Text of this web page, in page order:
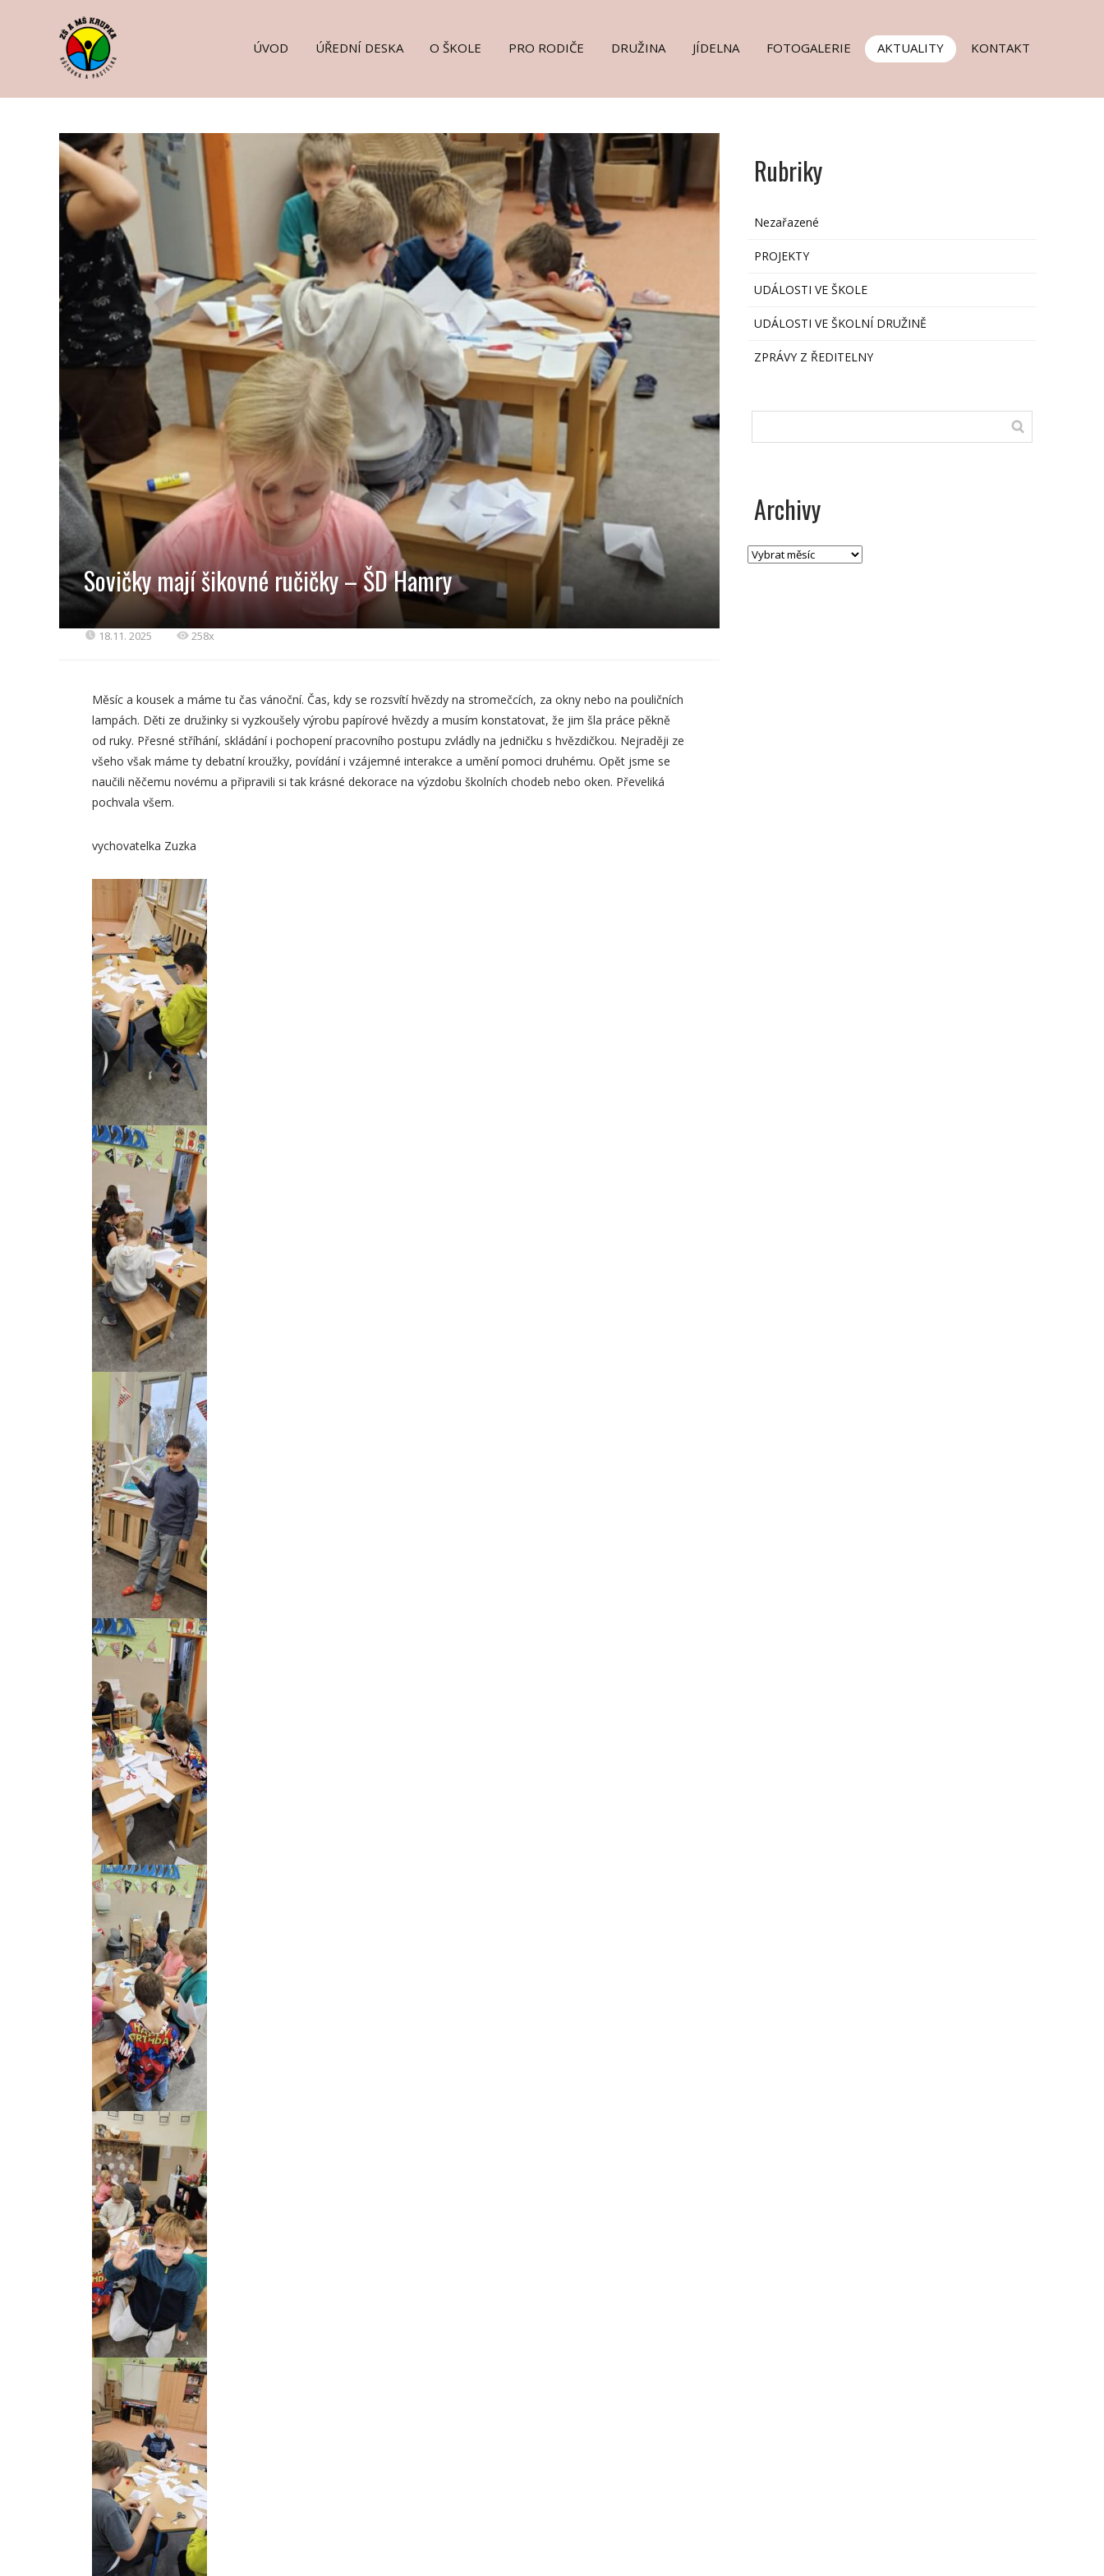
ÚVOD ÚŘEDNÍ DESKA O ŠKOLE PRO RODIČE DRUŽINA JÍDELNA FOTOGALERIE AKTUALITY KONTAKT
Sovičky mají šikovné ručičky – ŠD Hamry
18.11. 2025 258x
Měsíc a kousek a máme tu čas vánoční. Čas, kdy se rozsvítí hvězdy na stromečcích, za okny nebo na pouličních
lampách. Děti ze družinky si vyzkoušely výrobu papírové hvězdy a musím konstatovat, že jim šla práce pěkně
od ruky. Přesné stříhání, skládání i pochopení pracovního postupu zvládly na jedničku s hvězdičkou. Nejraději ze
všeho však máme ty debatní kroužky, povídání i vzájemné interakce a umění pomoci druhému. Opět jsme se
naučili něčemu novému a připravili si tak krásné dekorace na výzdobu školních chodeb nebo oken. Převeliká
pochvala všem.
vychovatelka Zuzka
Rubriky
Nezařazené
PROJEKTY
UDÁLOSTI VE ŠKOLE
UDÁLOSTI VE ŠKOLNÍ DRUŽINĚ
ZPRÁVY Z ŘEDITELNY
Archivy